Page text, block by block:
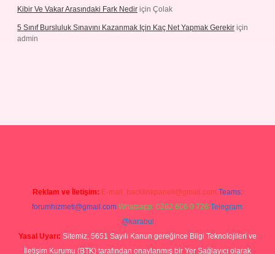
Kibir Ve Vakar Arasındaki Fark Nedir için Çolak
5 Sınıf Bursluluk Sınavını Kazanmak Için Kaç Net Yapmak Gerekir için
admin
Reklam ve İletişim: E-mail: backlinkpaneli@gmail.com Teams:
forumhizmeti@gmail.com Whatsapp: 0262 606 0 726 Telegram:
@karabul
Yasal Uyarı: Sitemiz, 5651 Sayılı Kanun gereğince Bilgi Teknolojileri ve
İletişim Kurumu (BTK) tarafından onaylanmış bir Yer Sağlayıcı olarak